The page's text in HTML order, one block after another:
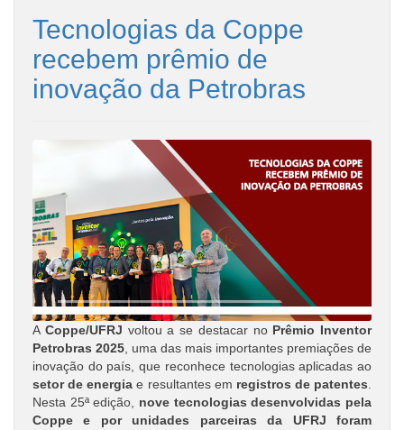
Tecnologias da Coppe
recebem prêmio de
inovação da Petrobras
A Coppe/UFRJ voltou a se destacar no Prêmio Inventor
Petrobras 2025, uma das mais importantes premiações de
inovação do país, que reconhece tecnologias aplicadas ao
setor de energia e resultantes em registros de patentes.
Nesta 25ª edição, nove tecnologias desenvolvidas pela
Coppe e por unidades parceiras da UFRJ foram